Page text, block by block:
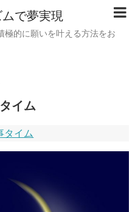
で夢実現
極的に願いを叶える方法をお
イム
タイム